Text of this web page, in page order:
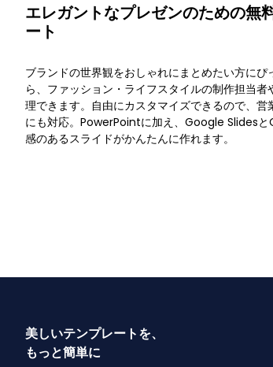
エレガントなプレゼンのための無
ート
ブランドの世界観をおしゃれにまとめたい方にぴ
ら、ファッション・ライフスタイルの制作担当
理できます。自由にカスタマイズできるので、
にも対応。PowerPointに加え、Google Slides
感のあるスライドがかんたんに作れます。
美しいテンプレートを、
もっと簡単に